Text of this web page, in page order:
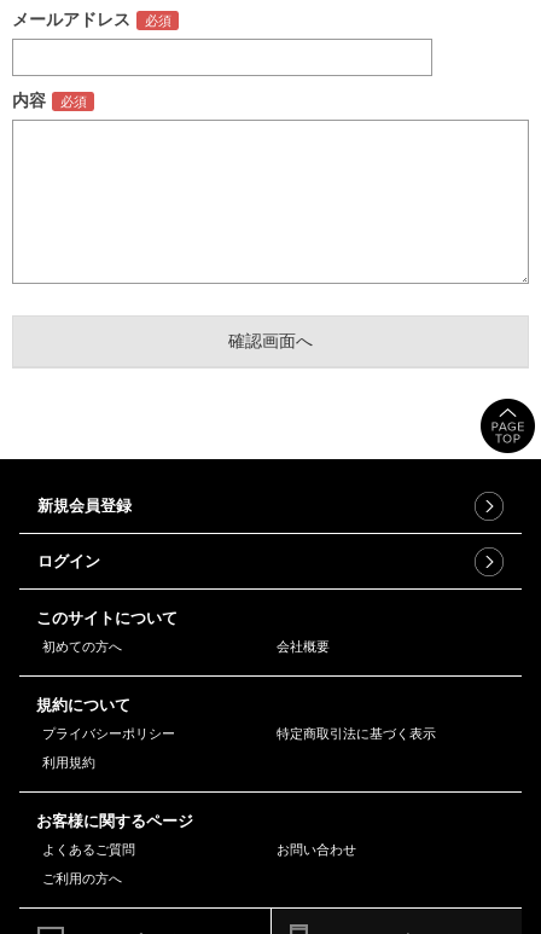
メールアドレス
内容
新規会員登録
ログイン
このサイトについて
初めての方へ 会社概要
規約について
プライバシーポリシー
特定商取引法に基づく表示
利用規約
お客様に関するページ
よくあるご質問
お問い合わせ
ご利用の方へ